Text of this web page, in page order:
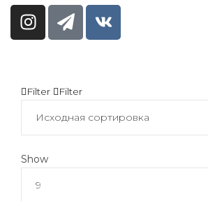
Filter Filter
Show